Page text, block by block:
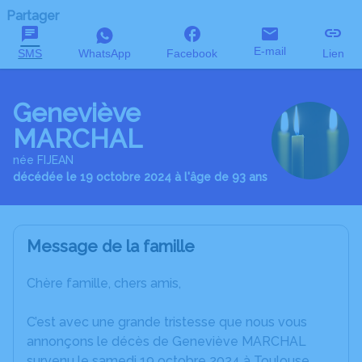
Partager
SMS WhatsApp Facebook E-mail Lien
Geneviève
MARCHAL
née FIJEAN
décédée le 19 octobre 2024 à l'âge de 93 ans
Message de la famille
Chère famille, chers amis,
C’est avec une grande tristesse que nous vous
annonçons le décès de Geneviève MARCHAL